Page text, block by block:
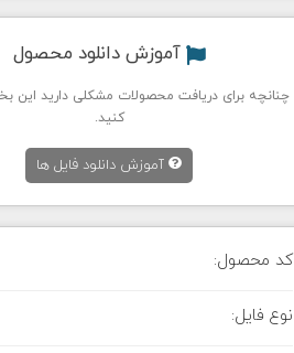
آموزش دانلود محصول
چنانچه برای دریافت محصولات مشکلی دارید این
کنید.
آموزش دانلود فایل ها
کد محصول:
نوع فایل: